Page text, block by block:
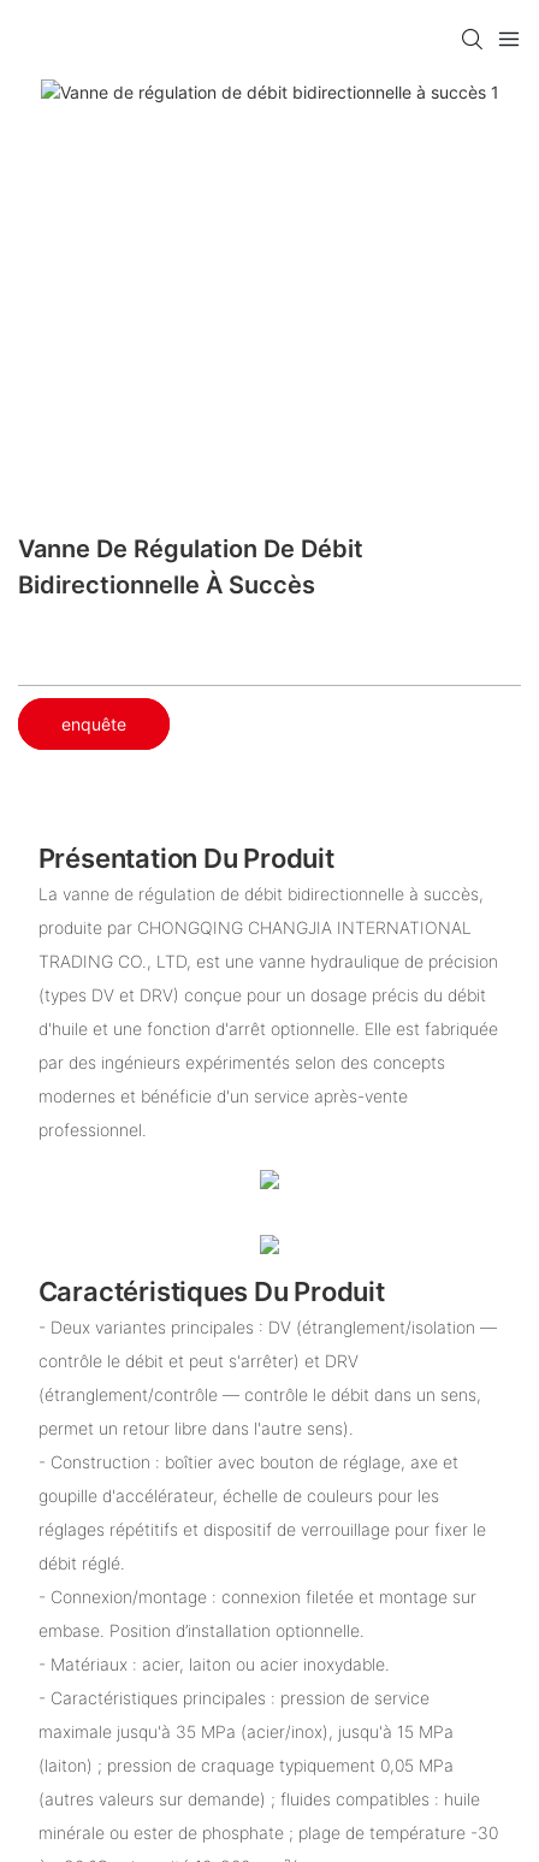
Vanne De Régulation De Débit
Bidirectionnelle À Succès
enquête
Présentation Du Produit
La vanne de régulation de débit bidirectionnelle à succès,
produite par CHONGQING CHANGJIA INTERNATIONAL
TRADING CO., LTD, est une vanne hydraulique de précision
(types DV et DRV) conçue pour un dosage précis du débit
d'huile et une fonction d'arrêt optionnelle. Elle est fabriquée
par des ingénieurs expérimentés selon des concepts
modernes et bénéficie d'un service après-vente
professionnel.
Caractéristiques Du Produit
- Deux variantes principales : DV (étranglement/isolation —
contrôle le débit et peut s'arrêter) et DRV
(étranglement/contrôle — contrôle le débit dans un sens,
permet un retour libre dans l'autre sens).
- Construction : boîtier avec bouton de réglage, axe et
goupille d'accélérateur, échelle de couleurs pour les
réglages répétitifs et dispositif de verrouillage pour fixer le
débit réglé.
- Connexion/montage : connexion filetée et montage sur
embase. Position d’installation optionnelle.
- Matériaux : acier, laiton ou acier inoxydable.
- Caractéristiques principales : pression de service
maximale jusqu'à 35 MPa (acier/inox), jusqu'à 15 MPa
(laiton) ; pression de craquage typiquement 0,05 MPa
(autres valeurs sur demande) ; fluides compatibles : huile
minérale ou ester de phosphate ; plage de température -30